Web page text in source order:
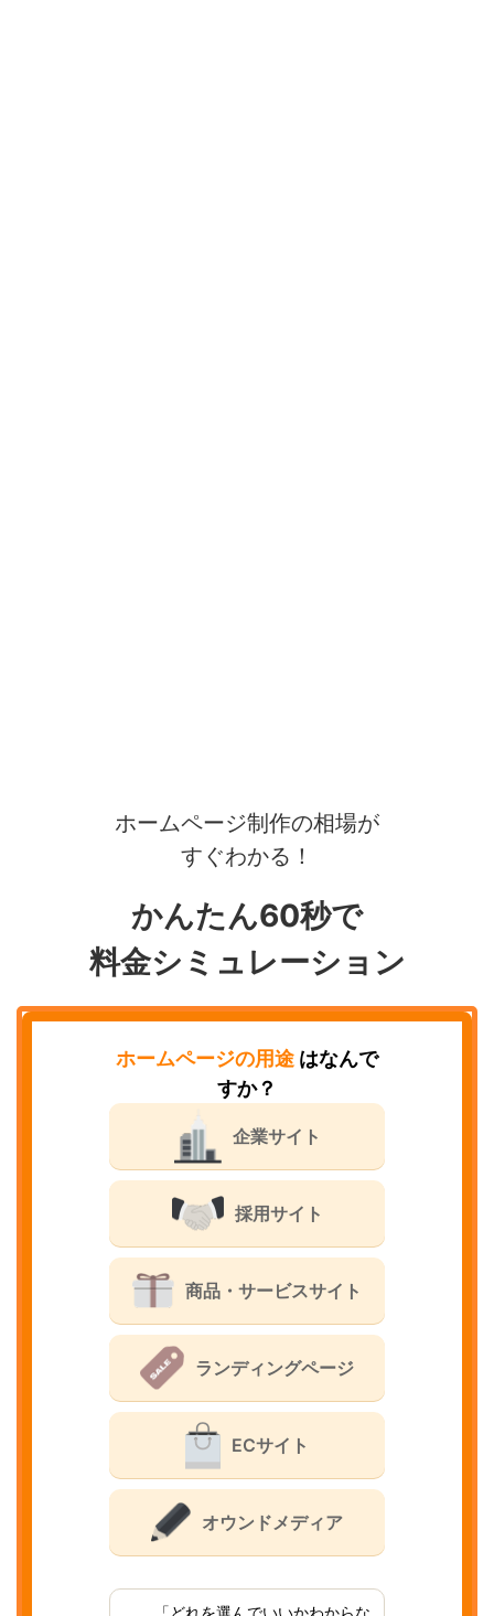
ホームページ制作の相場が
すぐわかる！
かんたん60秒で
料金シミュレーション
ホームページの用途 はなんで
すか？
企業サイト
採用サイト
商品・サービスサイト
ランディングページ
ECサイト
オウンドメディア
「どれを選んでいいかわからな